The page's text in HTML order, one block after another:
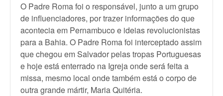
O Padre Roma foi o responsável, junto a um grupo
de influenciadores, por trazer informações do que
acontecia em Pernambuco e ideias revolucionistas
para a Bahia. O Padre Roma foi interceptado assim
que chegou em Salvador pelas tropas Portuguesas
e hoje está enterrado na Igreja onde será feita a
missa, mesmo local onde também está o corpo de
outra grande mártir, Maria Quitéria.